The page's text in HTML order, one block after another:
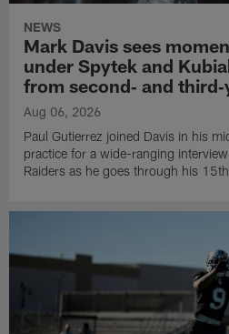
NEWS
Mark Davis sees
under Spytek and
from second‑ and
Aug 06, 2026
Paul Gutierrez joined Davis in his
practice for a wide-ranging
Raiders as he goes through his